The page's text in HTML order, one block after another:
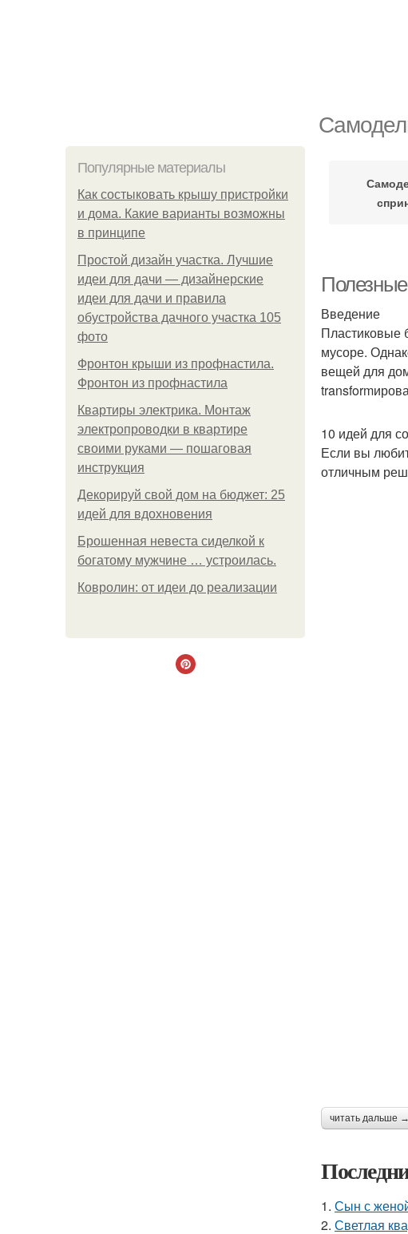
Популярные материалы
Как состыковать крышу пристройки
и дома. Какие варианты возможны
в принципе
Простой дизайн участка. Лучшие
идеи для дачи — дизайнерские
идеи для дачи и правила
обустройства дачного участка 105
фото
Фронтон крыши из профнастила.
Фронтон из профнастила
Квартиры электрика. Монтаж
электропроводки в квартире
своими руками — пошаговая
инструкция
Декорируй свой дом на бюджет: 25
идей для вдохновения
Брошенная невеста сиделкой к
богатому мужчине … устроилась.
Ковролин: от идеи до реализации
Введение
Пластиковые
мусоре.
вещей для
10 идей для
Если вы
отличным
читать дальше →
1. Сын с
2. Светлая